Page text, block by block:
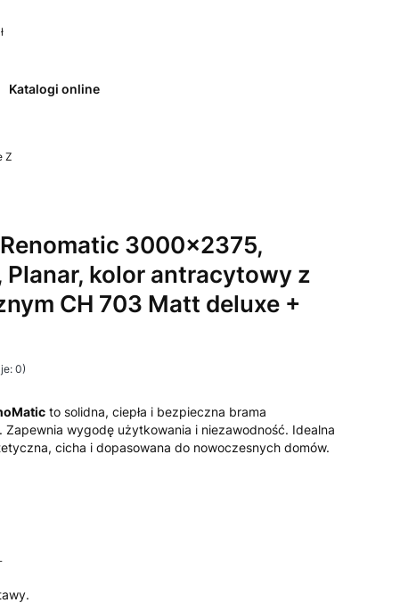
Zobacz szczegóły
Katalogi online
Z
3000x2375,
Planar, kolor antracytowy z
CH 703 Matt deluxe +
0)
to solidna, ciepła i bezpieczna brama
Zapewnia wygodę użytkowania i niezawodność. Idealna
cicha i dopasowana do nowoczesnych domów.